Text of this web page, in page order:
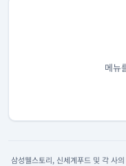
메뉴
삼성웰스토리, 신세계푸드 및 각 사